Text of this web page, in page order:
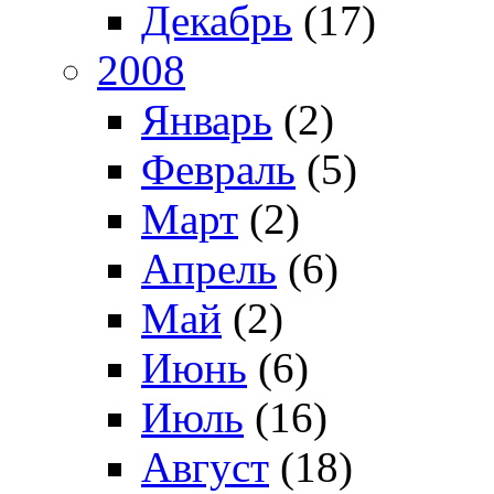
Декабрь (17)
2008
Январь (2)
Февраль (5)
Март (2)
Апрель (6)
Май (2)
Июнь (6)
Июль (16)
Август (18)